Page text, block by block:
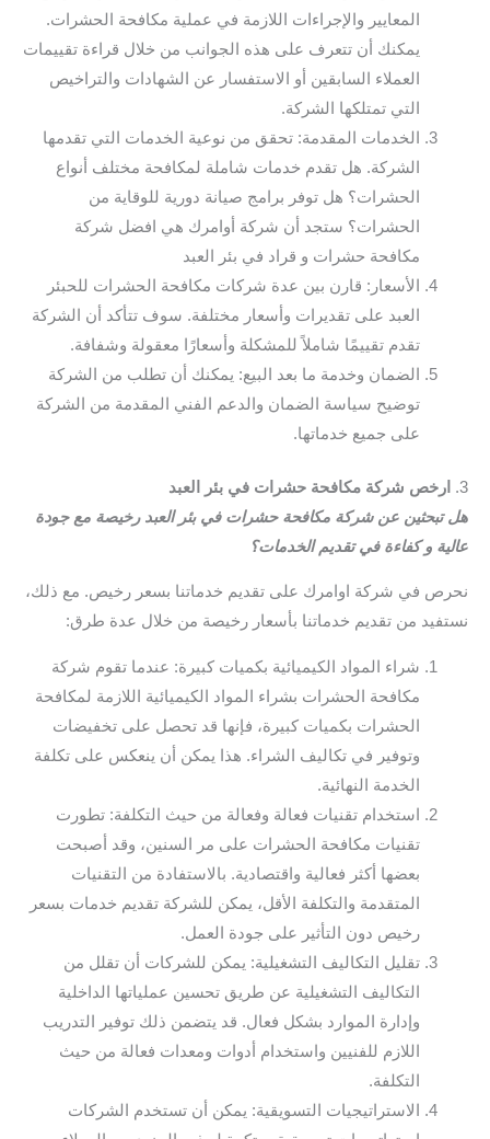
المعايير والإجراءات اللازمة في عملية مكافحة الحشرات.
يمكنك أن تتعرف على هذه الجوانب من خلال قراءة تقييمات
العملاء السابقين أو الاستفسار عن الشهادات والتراخيص
التي تمتلكها الشركة.
الخدمات المقدمة: تحقق من نوعية الخدمات التي تقدمها
الشركة. هل تقدم خدمات شاملة لمكافحة مختلف أنواع
الحشرات؟ هل توفر برامج صيانة دورية للوقاية من
الحشرات؟ ستجد أن شركة أوامرك هي افضل شركة
مكافحة حشرات و قراد في بئر العبد
الأسعار: قارن بين عدة شركات مكافحة الحشرات للحبئر
العبد على تقديرات وأسعار مختلفة. سوف تتأكد أن الشركة
تقدم تقييمًا شاملاً للمشكلة وأسعارًا معقولة وشفافة.
الضمان وخدمة ما بعد البيع: يمكنك أن تطلب من الشركة
توضيح سياسة الضمان والدعم الفني المقدمة من الشركة
على جميع خدماتها.
3.
ارخص شركة مكافحة حشرات في بئر العبد
هل تبحثين عن شركة مكافحة حشرات في بئر العبد رخيصة مع جودة
عالية و كفاءة في تقديم الخدمات؟
نحرص في شركة اوامرك على تقديم خدماتنا بسعر رخيص. مع ذلك،
نستفيد من تقديم خدماتنا بأسعار رخيصة من خلال عدة طرق:
شراء المواد الكيميائية بكميات كبيرة: عندما تقوم شركة
مكافحة الحشرات بشراء المواد الكيميائية اللازمة لمكافحة
الحشرات بكميات كبيرة، فإنها قد تحصل على تخفيضات
وتوفير في تكاليف الشراء. هذا يمكن أن ينعكس على تكلفة
الخدمة النهائية.
استخدام تقنيات فعالة وفعالة من حيث التكلفة: تطورت
تقنيات مكافحة الحشرات على مر السنين، وقد أصبحت
بعضها أكثر فعالية واقتصادية. بالاستفادة من التقنيات
المتقدمة والتكلفة الأقل، يمكن للشركة تقديم خدمات بسعر
رخيص دون التأثير على جودة العمل.
تقليل التكاليف التشغيلية: يمكن للشركات أن تقلل من
التكاليف التشغيلية عن طريق تحسين عملياتها الداخلية
وإدارة الموارد بشكل فعال. قد يتضمن ذلك توفير التدريب
اللازم للفنيين واستخدام أدوات ومعدات فعالة من حيث
التكلفة.
الاستراتيجيات التسويقية: يمكن أن تستخدم الشركات